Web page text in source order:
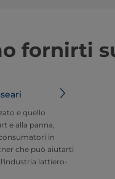
fornirti
e quello
e alla panna,
in
che può aiutarti
lattiero-